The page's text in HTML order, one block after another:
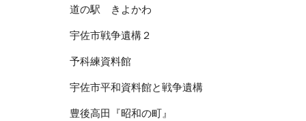
道の駅 きよかわ
宇佐市戦争遺構２
予科練資料館
宇佐市平和資料館と戦争遺構
豊後高田『昭和の町』